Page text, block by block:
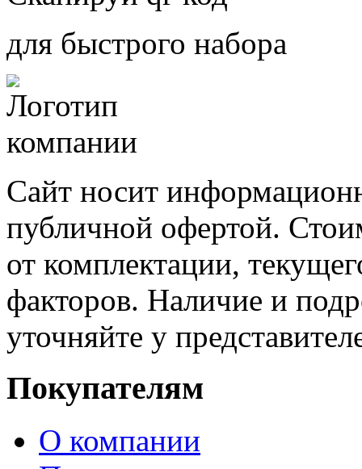
для быстрого набора
Сайт носит
публичной офертой.
от комплектации,
факторов. Наличие и
уточняйте у
Покупателям
О компании